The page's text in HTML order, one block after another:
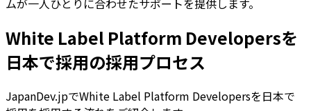
ムが一人ひとりに合わせたサポートを提供します。
White Label Platform Developersを
日本で採用の採用プロセス
JapanDev.jpでWhite Label Platform Developersを日本で